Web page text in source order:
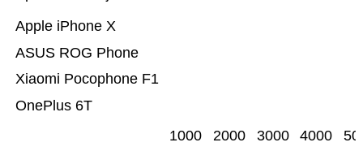
OnePlus 6T
Xiaomi Pocophone F1
ASUS ROG Phone
Apple iPhone X
1000 2000 3000 4000